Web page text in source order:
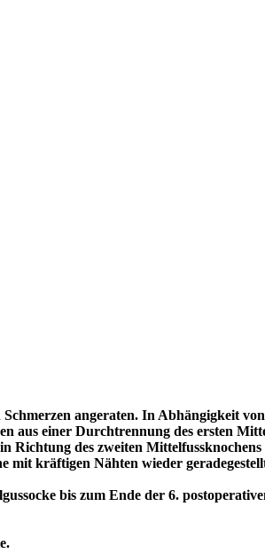
angeraten. In Abhängigkeit
aus einer Durchtrennung des ersten
Richtung des zweiten
mit kräftigen Nähten wieder
bis zum Ende der 6.